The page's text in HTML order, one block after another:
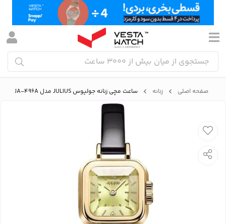
صفحه اصلی زنانه ساعت مچی زنانه جولیوس JULIUS مدل JA-496A